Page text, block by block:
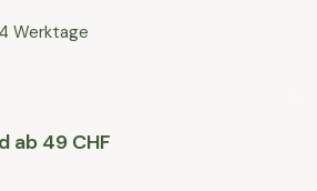
Werktage
ab 49 CHF